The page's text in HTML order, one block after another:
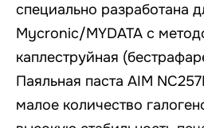
специально разработана
Mycronic/MYDATA с
каплеструйная
Паяльная паста AIM
малое количество